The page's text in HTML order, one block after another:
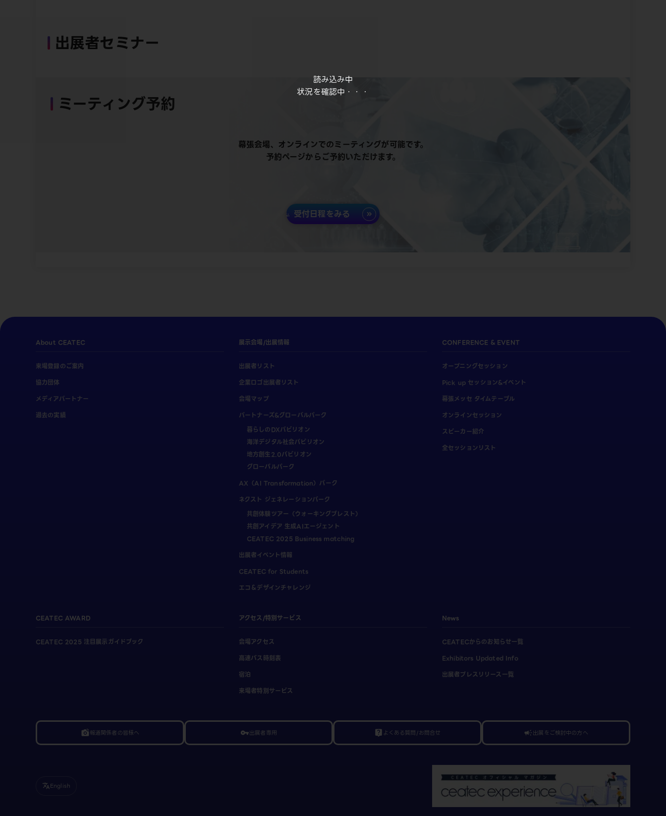
読み込み中
状況を確認中・・・
出展者セミナー
ミーティング予約
幕張会場、オンラインでのミーティングが可能です。
予約ページからご予約いただけます。
受付日程をみる
About CEATEC
来場登録のご案内
協力団体
メディアパートナー
過去の実績
展示会場/出展情報
出展者リスト
企業ロゴ出展者リスト
会場マップ
パートナーズ&グローバルパーク
暮らしのDXパビリオン
海洋デジタル社会パビリオン
地方創生2.0パビリオン
グローバルパーク
AX（AI Transformation）パーク
ネクスト ジェネレーションパーク
共創体験ツアー（ウォーキングブレスト）
共創アイデア 生成AIエージェント
CEATEC 2025 Business matching
出展者イベント情報
CEATEC for Students
エコ＆デザインチャレンジ
CONFERENCE & EVENT
オープニングセッション
Pick up セッション&イベント
幕張メッセ タイムテーブル
オンラインセッション
スピーカー紹介
全セッションリスト
CEATEC AWARD
CEATEC 2025 注目展示ガイドブック
アクセス/特別サービス
会場アクセス
高速バス時刻表
宿泊
来場者特別サービス
News
CEATECからのお知らせ一覧
Exhibitors Updated Info
出展者プレスリリース一覧
linked_camera報道関係者の皆様へ vpn_key出展者専用 live_help よくある質問/お問合せ campaign出展をご検討中の方へ
translateEnglish